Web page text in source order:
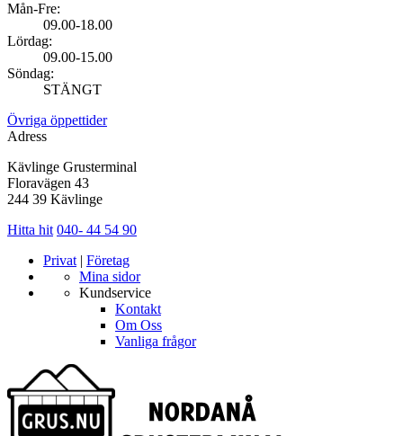
Mån-Fre:
09.00-18.00
Lördag:
09.00-15.00
Söndag:
STÄNGT
Övriga öppettider
Adress
Kävlinge Grusterminal
Floravägen 43
244 39 Kävlinge
Hitta hit 040- 44 54 90
Privat | Företag
Mina sidor
Kundservice
Kontakt
Om Oss
Vanliga frågor